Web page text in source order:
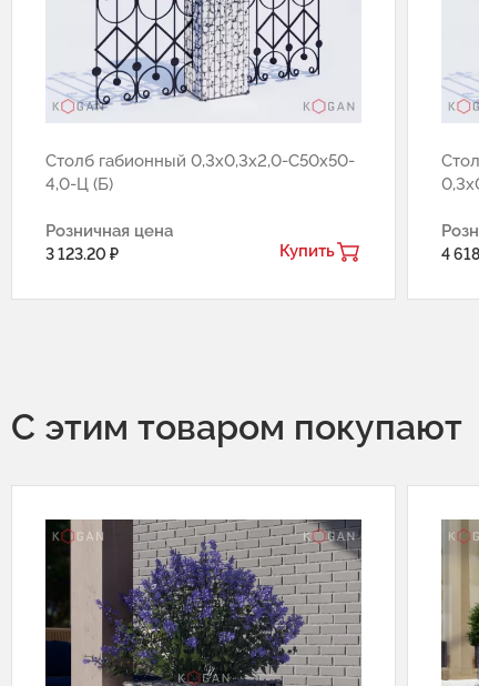
Cтолб габионный 0,3х0,3х2,0-С50х50-
4,0-Ц (Б)
Розничная цена
3 123.20 ₽ Купить 4
С этим товаром покупают